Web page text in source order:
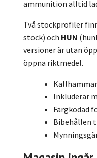
ammunition alltid
Två stockprofiler
stock) och HUN
versioner är utan
öppna riktmedel.
Inkluderar
Färgkodad
Bibehållen